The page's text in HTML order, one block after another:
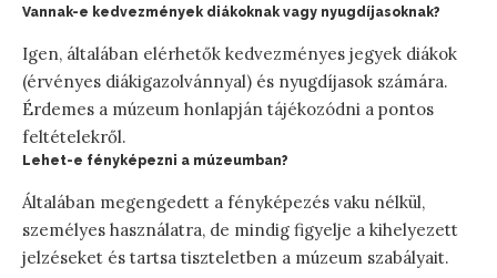
Vannak-e kedvezmények diákoknak vagy nyugdíjasoknak?
Igen, általában elérhetők kedvezményes jegyek diákok
(érvényes diákigazolvánnyal) és nyugdíjasok számára.
Érdemes a múzeum honlapján tájékozódni a pontos
feltételekről.
Lehet-e fényképezni a múzeumban?
Általában megengedett a fényképezés vaku nélkül,
személyes használatra, de mindig figyelje a kihelyezett
jelzéseket és tartsa tiszteletben a múzeum szabályait.